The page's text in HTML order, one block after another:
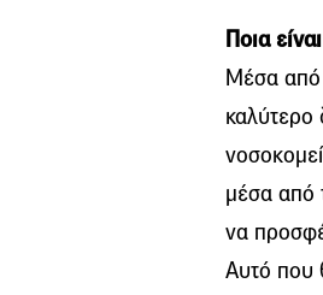
Ποια
Μέσα από
καλύτερο
μέσα από
να
Αυτό που